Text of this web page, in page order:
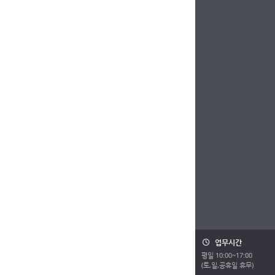
업무시간
평일 10:00~17:00
(토,일,공휴일 휴무)